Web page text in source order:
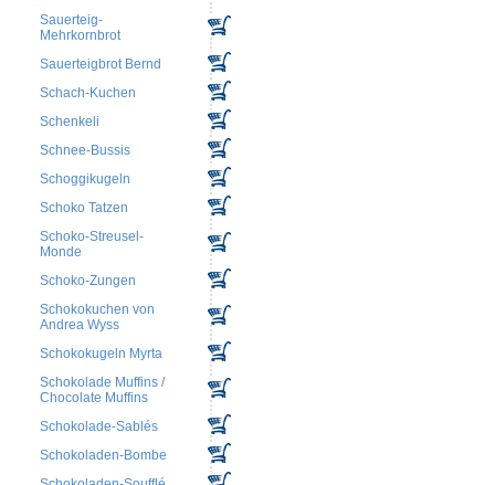
Sauerteig-
Mehrkornbrot
Sauerteigbrot Bernd
Schach-Kuchen
Schenkeli
Schnee-Bussis
Schoggikugeln
Schoko Tatzen
Schoko-Streusel-
Monde
Schoko-Zungen
Schokokuchen von
Andrea Wyss
Schokokugeln Myrta
Schokolade Muffins /
Chocolate Muffins
Schokolade-Sablés
Schokoladen-Bombe